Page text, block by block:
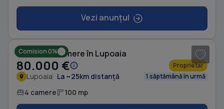
Vezi anunțul
Comision 0%
Casă cu 4 camere în Lupoaia
80.000 € Proprietar
Lupoaia La ~25km distanță 1 săptămână în urmă
4 camere 100 mp